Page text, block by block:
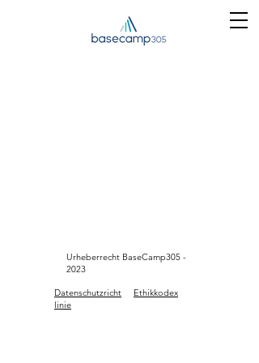
Urheberrecht BaseCamp305 -
2023
Datenschutzricht
linie
Ethikkodex